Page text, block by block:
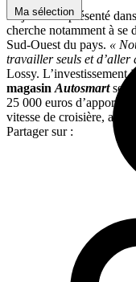
Ma sélection
Déjà bien représenté
cherche notamment à se
Sud-Ouest du pays. «
travailler seuls et d’aller
Lossy.
magasin Autosmartse
25 000 euros d’apport.
vitesse de croisière,
Partager sur :